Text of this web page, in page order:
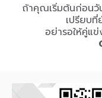
ถ้าคุณเริ่มต้นก่อน
เปรียบ
อย่ารอให้คู่แ